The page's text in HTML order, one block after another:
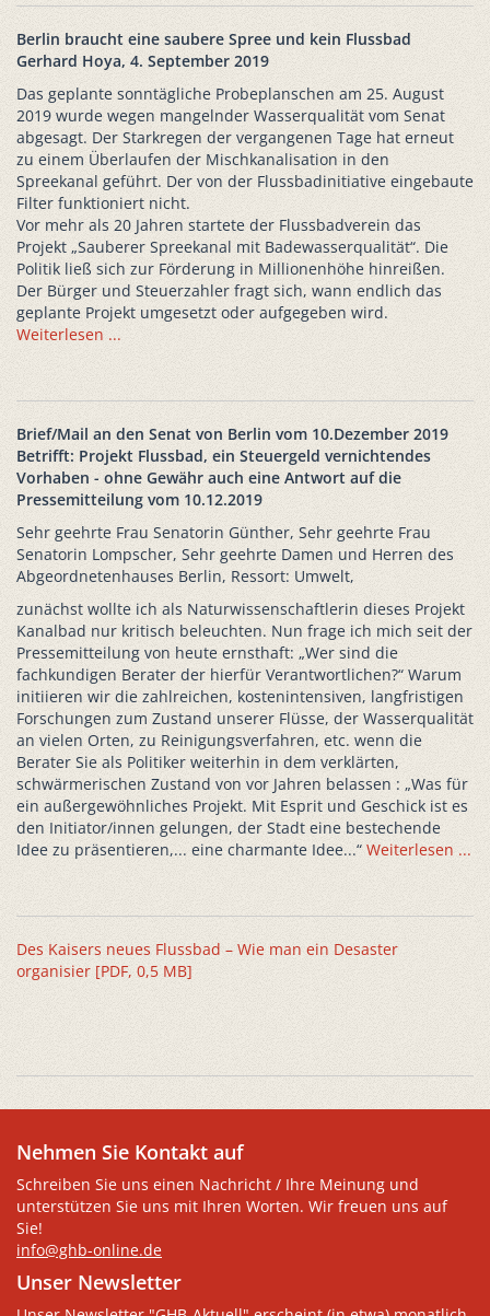
Berlin braucht eine saubere Spree und kein Flussbad
Gerhard Hoya, 4. September 2019
Das geplante sonntägliche Probeplanschen am 25. August
2019 wurde wegen mangelnder Wasserqualität vom Senat
abgesagt. Der Starkregen der vergangenen Tage hat erneut
zu einem Überlaufen der Mischkanalisation in den
Spreekanal geführt. Der von der Flussbadinitiative eingebaute
Filter funktioniert nicht.
Vor mehr als 20 Jahren startete der Flussbadverein das
Projekt „Sauberer Spreekanal mit Badewasserqualität“. Die
Politik ließ sich zur Förderung in Millionenhöhe hinreißen.
Der Bürger und Steuerzahler fragt sich, wann endlich das
geplante Projekt umgesetzt oder aufgegeben wird.
Weiterlesen ...
Brief/Mail an den Senat von Berlin vom 10.Dezember 2019
Betrifft: Projekt Flussbad, ein Steuergeld vernichtendes
Vorhaben - ohne Gewähr auch eine Antwort auf die
Pressemitteilung vom 10.12.2019
Sehr geehrte Frau Senatorin Günther, Sehr geehrte Frau
Senatorin Lompscher, Sehr geehrte Damen und Herren des
Abgeordnetenhauses Berlin, Ressort: Umwelt,
zunächst wollte ich als Naturwissenschaftlerin dieses Projekt
Kanalbad nur kritisch beleuchten. Nun frage ich mich seit der
Pressemitteilung von heute ernsthaft: „Wer sind die
fachkundigen Berater der hierfür Verantwortlichen?“ Warum
initiieren wir die zahlreichen, kostenintensiven, langfristigen
Forschungen zum Zustand unserer Flüsse, der Wasserqualität
an vielen Orten, zu Reinigungsverfahren, etc. wenn die
Berater Sie als Politiker weiterhin in dem verklärten,
schwärmerischen Zustand von vor Jahren belassen : „Was für
ein außergewöhnliches Projekt. Mit Esprit und Geschick ist es
den Initiator/innen gelungen, der Stadt eine bestechende
Idee zu präsentieren,... eine charmante Idee...“ Weiterlesen ...
Des Kaisers neues Flussbad – Wie man ein Desaster
organisier [PDF, 0,5 MB]
Nehmen Sie Kontakt auf
Schreiben Sie uns einen Nachricht / Ihre Meinung und
unterstützen Sie uns mit Ihren Worten. Wir freuen uns auf
Sie!
info@ghb-online.de
Unser Newsletter